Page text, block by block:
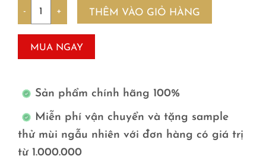
Số lượng
THÊM VÀO GIỎ HÀNG
MUA NGAY
Sản phẩm chính hãng 100%
Miễn phí vận chuyển và tặng sample
thử mùi ngẫu nhiên với đơn hàng có giá trị
từ 1.000.000